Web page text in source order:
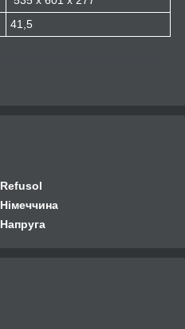
41,5
Refusol
Німеччина
Напруга